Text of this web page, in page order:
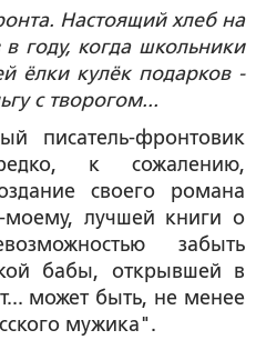
Настоящий хлеб на
году, когда школьники
ёлки кулёк подарков -
с творогом...
фронтовик
к сожалению,
своего романа
лучшей книги о
забыть
бабы, открывшей в
может быть, не менее
мужика".